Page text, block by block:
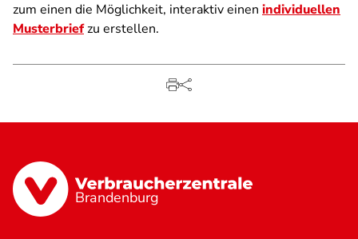
zum einen die Möglichkeit, interaktiv einen individuellen
Musterbriefzu erstellen.
Brandenburg